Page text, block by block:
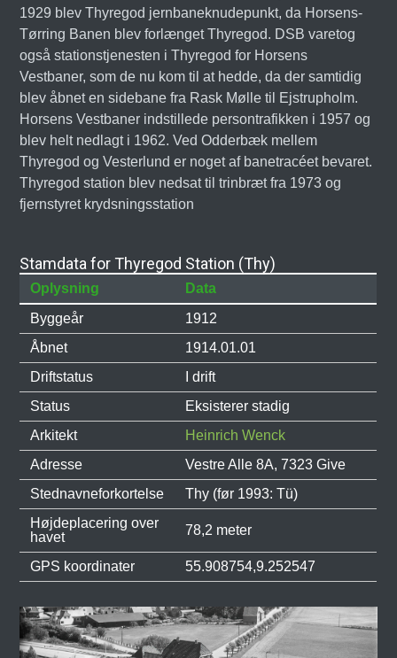
1929 blev Thyregod jernbaneknudepunkt, da Horsens-
Tørring Banen blev forlænget Thyregod. DSB varetog
også stationstjenesten i Thyregod for Horsens
Vestbaner, som de nu kom til at hedde, da der samtidig
blev åbnet en sidebane fra Rask Mølle til Ejstrupholm.
Horsens Vestbaner indstillede persontrafikken i 1957 og
blev helt nedlagt i 1962. Ved Odderbæk mellem
Thyregod og Vesterlund er noget af banetracéet bevaret.
Thyregod station blev nedsat til trinbræt fra 1973 og
fjernstyret krydsningsstation
Stamdata for Thyregod Station (Thy)
Oplysning
Data
Byggeår
1912
Åbnet
1914.01.01
Driftstatus
I drift
Status
Eksisterer stadig
Arkitekt
Heinrich Wenck
Adresse
Vestre Alle 8A, 7323 Give
Stednavneforkortelse
Thy (før 1993: Tü)
Højdeplacering over
havet
78,2 meter
GPS koordinater 55.908754,9.252547